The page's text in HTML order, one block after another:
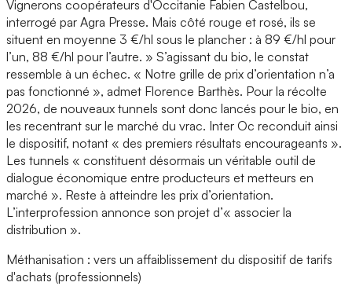
Vignerons coopérateurs d'Occitanie Fabien Castelbou,
interrogé par Agra Presse. Mais côté rouge et rosé, ils se
situent en moyenne 3 €/hl sous le plancher : à 89 €/hl pour
l’un, 88 €/hl pour l’autre. » S’agissant du bio, le constat
ressemble à un échec. « Notre grille de prix d’orientation n’a
pas fonctionné », admet Florence Barthès. Pour la récolte
2026, de nouveaux tunnels sont donc lancés pour le bio, en
les recentrant sur le marché du vrac. Inter Oc reconduit ainsi
le dispositif, notant « des premiers résultats encourageants ».
Les tunnels « constituent désormais un véritable outil de
dialogue économique entre producteurs et metteurs en
marché ». Reste à atteindre les prix d’orientation.
L’interprofession annonce son projet d’« associer la
distribution ».
Méthanisation : vers un affaiblissement du dispositif de tarifs
d'achats (professionnels)